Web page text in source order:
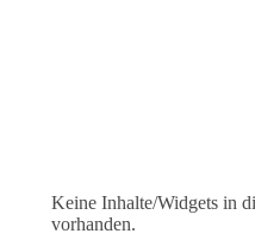
Keine Inhalte/Widgets in
vorhanden.